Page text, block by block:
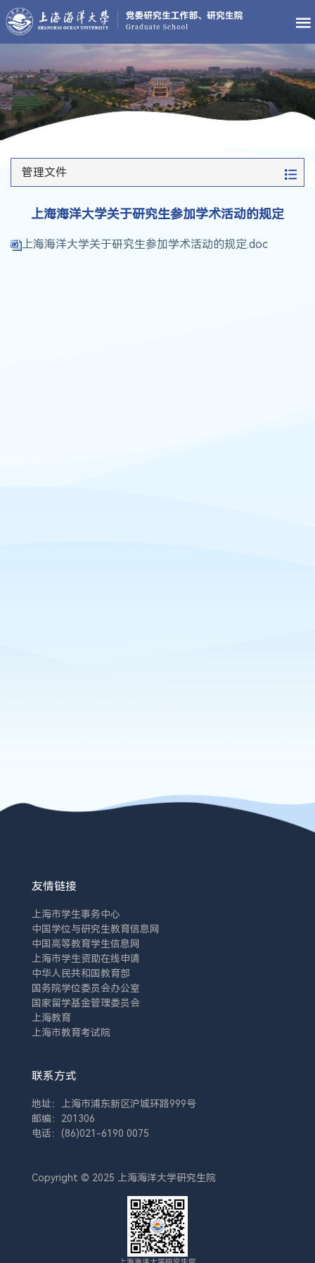
管理文件
上海海洋大学关于研究生参加学术活动的规定
上海海洋大学关于研究生参加学术活动的规定.doc
友情链接
上海市学生事务中心
中国学位与研究生教育信息网
中国高等教育学生信息网
上海市学生资助在线申请
中华人民共和国教育部
国务院学位委员会办公室
国家留学基金管理委员会
上海教育
上海市教育考试院
联系方式
地址：上海市浦东新区沪城环路999号
邮编：201306
电话：(86)021-6190 0075
Copyright © 2025 上海海洋大学研究生院